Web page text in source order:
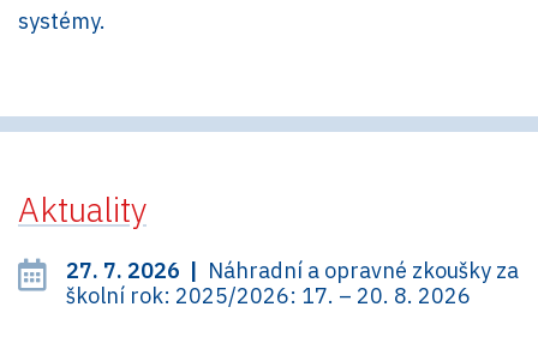
systémy.
Aktuality
27. 7. 2026 | Náhradní a opravné zkoušky za
školní rok: 2025/2026: 17. – 20. 8. 2026